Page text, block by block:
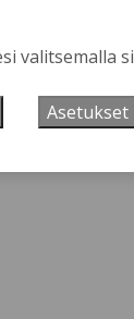
valitsemalla
Asetukset